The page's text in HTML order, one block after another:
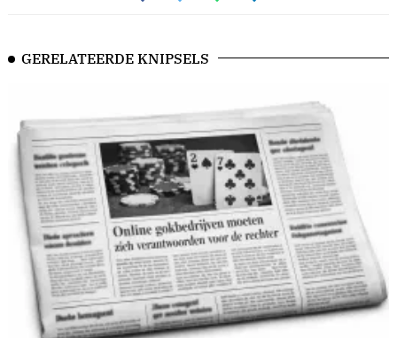
GERELATEERDE KNIPSELS